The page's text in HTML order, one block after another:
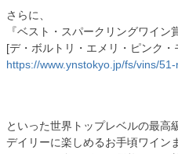
さらに、
『ベスト・スパークリングワイン
[デ・ボルトリ・エメリ・ピンク
https://www.ynstokyo.jp/fs/vins/
といった世界トップレベルの最高
デイリーに楽しめるお手頃ワイン